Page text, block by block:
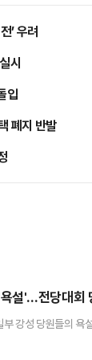
’ 우려
시
입
폐지 반발
설'…전당대회
강성 당원들의